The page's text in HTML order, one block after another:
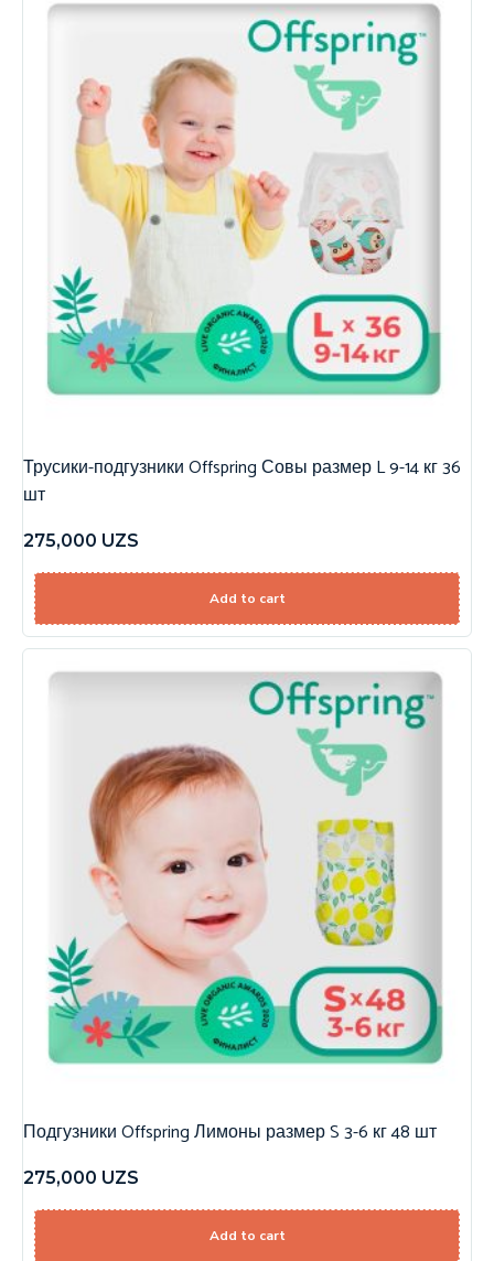
Трусики-подгузники Offspring Совы размер L 9-14 кг 36
шт
275,000 UZS
Add to cart
Подгузники Offspring Лимоны размер S 3-6 кг 48 шт
275,000 UZS
Add to cart